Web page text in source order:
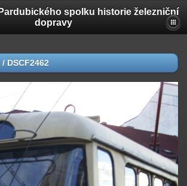
spolku historie železniční
dopravy
/ DSCF2462